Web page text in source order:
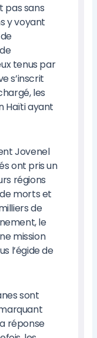
pas sans
y voyant
tenus par
s’inscrit
les
Haïti ayant
Jovenel
ont pris un
régions
morts et
de
le
mission
l’égide de
sont
réponse